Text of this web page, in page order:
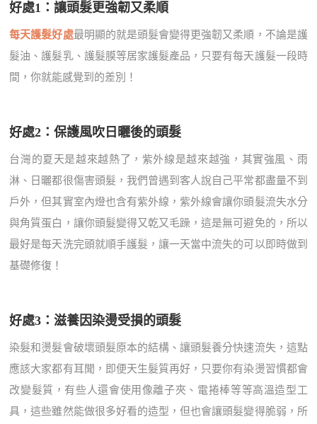
好處1：讓頭髮更強韌又柔順
每天護髮好處最明顯的就是頭髮會變得更強韌又柔順，不論是護
髮油、護髮乳、護髮膜等居家護髮產品，只要有每天護髮一段時
間，你就能感覺到的差別！
好處2：保護風吹日曬後的頭髮
台灣的夏天是越來越熱了，紫外線是越來越強，其實強風、雨
淋、日曬都很傷害頭髮，我們曾遇到客人說自己平常都盡量不到
戶外，但其實室內燈也含有紫外線，紫外線會讓你頭髮流失水分
與角質蛋白，讓你頭髮變得又乾又毛躁，這是無可避免的，所以
最好是每天洗完頭就順手護髮，讓一天當中流失的可以即時做到
基礎修復！
好處3：滋養因染燙受損的頭髮
染髮和燙髮會破壞頭髮原本的結構、讓頭髮養分快速流失，這點
應該大家都有耳聞，即便天生髮質再好，只要你有染燙習慣都會
改變髮質，有些人還會使用像離子夾、電捲棒等等高溫造型工
具，這些雖然能做很多好看的造型，但也會讓頭髮變得脆弱，所